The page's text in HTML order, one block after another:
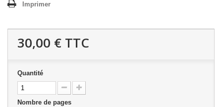
Imprimer
30,00 € TTC
Quantité
Nombre de pages